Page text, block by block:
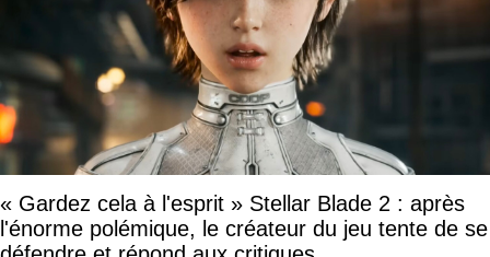
« Gardez cela à l'esprit » Stellar Blade 2 : après
l'énorme polémique, le créateur du jeu tente de se